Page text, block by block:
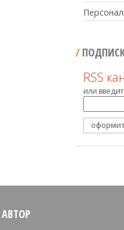
RSS
или
АВТОР